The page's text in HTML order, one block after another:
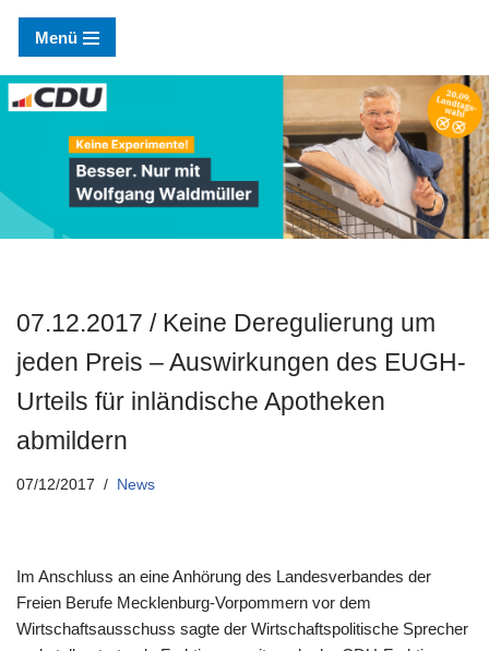
Zum
Inhalt
springen
Menü
07.12.2017 / Keine Deregulierung um
jeden Preis – Auswirkungen des EUGH-
Urteils für inländische Apotheken
abmildern
07/12/2017 News
Im Anschluss an eine Anhörung des Landesverbandes der
Freien Berufe Mecklenburg-Vorpommern vor dem
Wirtschaftsausschuss sagte der Wirtschaftspolitische Sprecher